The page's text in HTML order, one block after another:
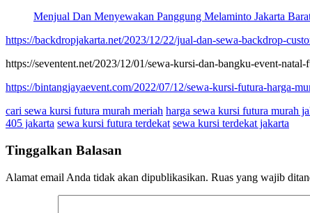
Menjual Dan Menyewakan Panggung Melaminto Jakarta
https://backdropjakarta.net/2023/12/22/jual-dan-sewa-backdrop-
https://seventent.net/2023/12/01/sewa-kursi-dan-bangku-event-
https://bintangjayaevent.com/2022/07/12/sewa-kursi-futura-harga-
cari sewa kursi futura murah meriah harga sewa kursi futura murah
405 jakarta sewa kursi futura terdekat sewa kursi terdekat jakarta
Tinggalkan Balasan
Alamat email Anda tidak akan dipublikasikan. Ruas yang wajib